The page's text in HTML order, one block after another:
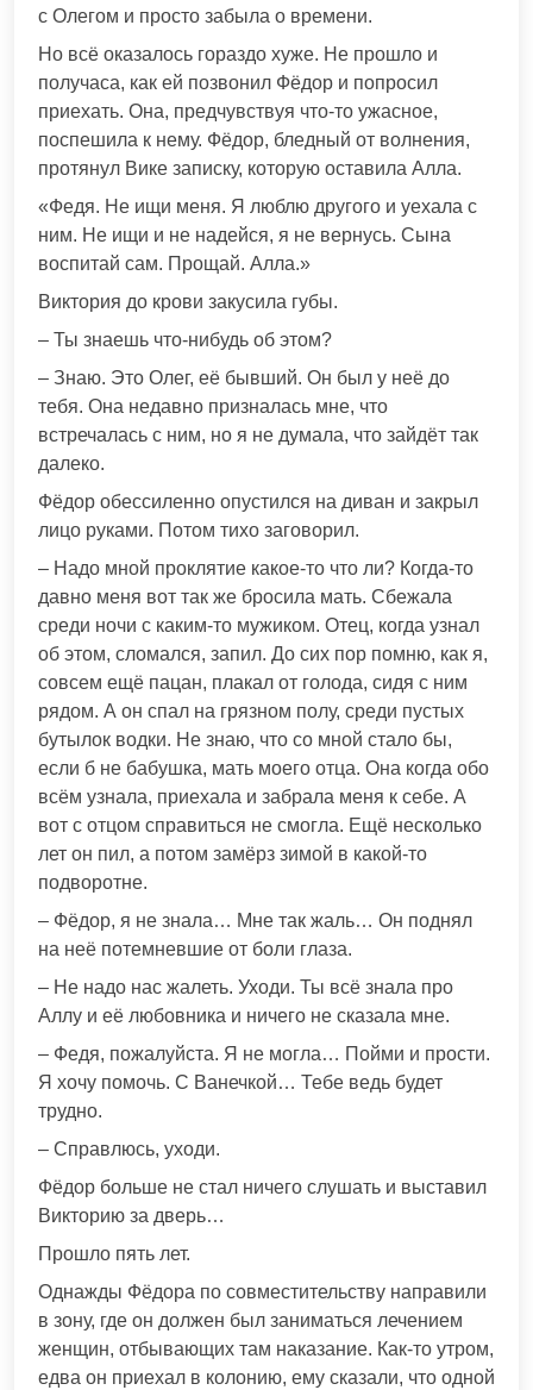
с Олегом и просто забыла о времени.
Но всё оказалось гораздо хуже. Не прошло и
получаса, как ей позвонил Фёдор и попросил
приехать. Она, предчувствуя что-то ужасное,
поспешила к нему. Фёдор, бледный от волнения,
протянул Вике записку, которую оставила Алла.
«Федя. Не ищи меня. Я люблю другого и уехала с
ним. Не ищи и не надейся, я не вернусь. Сына
воспитай сам. Прощай. Алла.»
Виктория до крови закусила губы.
– Ты знаешь что-нибудь об этом?
– Знаю. Это Олег, её бывший. Он был у неё до
тебя. Она недавно призналась мне, что
встречалась с ним, но я не думала, что зайдёт так
далеко.
Фёдор обессиленно опустился на диван и закрыл
лицо руками. Потом тихо заговорил.
– Надо мной проклятие какое-то что ли? Когда-то
давно меня вот так же бросила мать. Сбежала
среди ночи с каким-то мужиком. Отец, когда узнал
об этом, сломался, запил. До сих пор помню, как я,
совсем ещё пацан, плакал от голода, сидя с ним
рядом. А он спал на грязном полу, среди пустых
бутылок водки. Не знаю, что со мной стало бы,
если б не бабушка, мать моего отца. Она когда обо
всём узнала, приехала и забрала меня к себе. А
вот с отцом справиться не смогла. Ещё несколько
лет он пил, а потом замёрз зимой в какой-то
подворотне.
– Фёдор, я не знала… Мне так жаль… Он поднял
на неё потемневшие от боли глаза.
– Не надо нас жалеть. Уходи. Ты всё знала про
Аллу и её любовника и ничего не сказала мне.
– Федя, пожалуйста. Я не могла… Пойми и прости.
Я хочу помочь. С Ванечкой… Тебе ведь будет
трудно.
– Справлюсь, уходи.
Фёдор больше не стал ничего слушать и выставил
Викторию за дверь…
Прошло пять лет.
Однажды Фёдора по совместительству направили
в зону, где он должен был заниматься лечением
женщин, отбывающих там наказание. Как-то утром,
едва он приехал в колонию, ему сказали, что одной